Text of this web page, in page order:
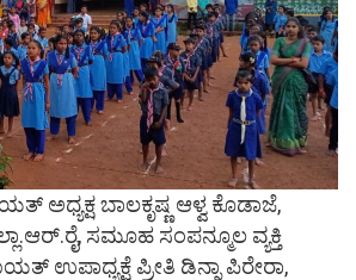
ಅಧ್ಯಕ್ಷ ಬಾಲಕೃಷ್ಣ ಆಳ್ವ ಕೊಡಾಜೆ,
ಸಮೂಹ ಸಂಪನ್ಮೂಲ ವ್ಯಕ್ತಿ
ಉಪಾಧ್ಯಕ್ಷೆ ಪ್ರೀತಿ ಡಿನ್ನಾ ಪಿರೇರಾ,